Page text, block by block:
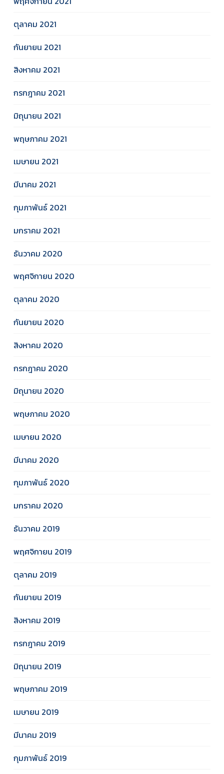
ตุลาคม 2021
กันยายน 2021
สิงหาคม 2021
กรกฎาคม 2021
มิถุนายน 2021
พฤษภาคม 2021
เมษายน 2021
มีนาคม 2021
กุมภาพันธ์ 2021
มกราคม 2021
ธันวาคม 2020
พฤศจิกายน 2020
ตุลาคม 2020
กันยายน 2020
สิงหาคม 2020
กรกฎาคม 2020
มิถุนายน 2020
พฤษภาคม 2020
เมษายน 2020
มีนาคม 2020
กุมภาพันธ์ 2020
มกราคม 2020
ธันวาคม 2019
พฤศจิกายน 2019
ตุลาคม 2019
กันยายน 2019
สิงหาคม 2019
กรกฎาคม 2019
มิถุนายน 2019
พฤษภาคม 2019
เมษายน 2019
มีนาคม 2019
กุมภาพันธ์ 2019